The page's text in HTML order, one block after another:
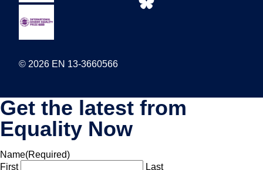
© 2026 EN 13-3660566
Get the latest from
Equality Now
Name(Required)
First
Last